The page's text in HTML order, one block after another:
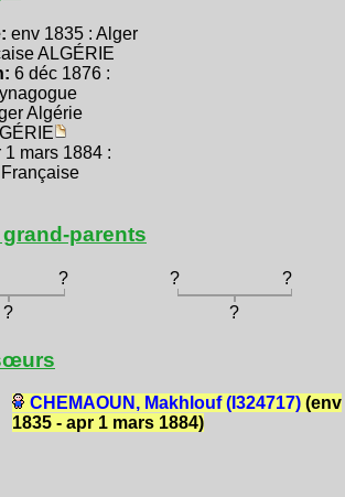
env 1835 : Alger
ALGÉRIE
6 déc 1876 :
Algérie
1 mars 1884 :
parents
? ?
?
?
?
CHEMAOUN, Makhlouf (I324717)(env
1835 - apr 1 mars 1884)